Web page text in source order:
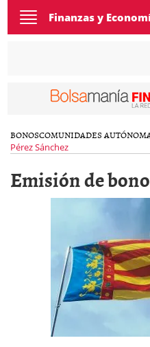
Toggle
navigation
Finanzas y
BONOSCOMUNIDADES
Pérez Sánchez
Emisión de